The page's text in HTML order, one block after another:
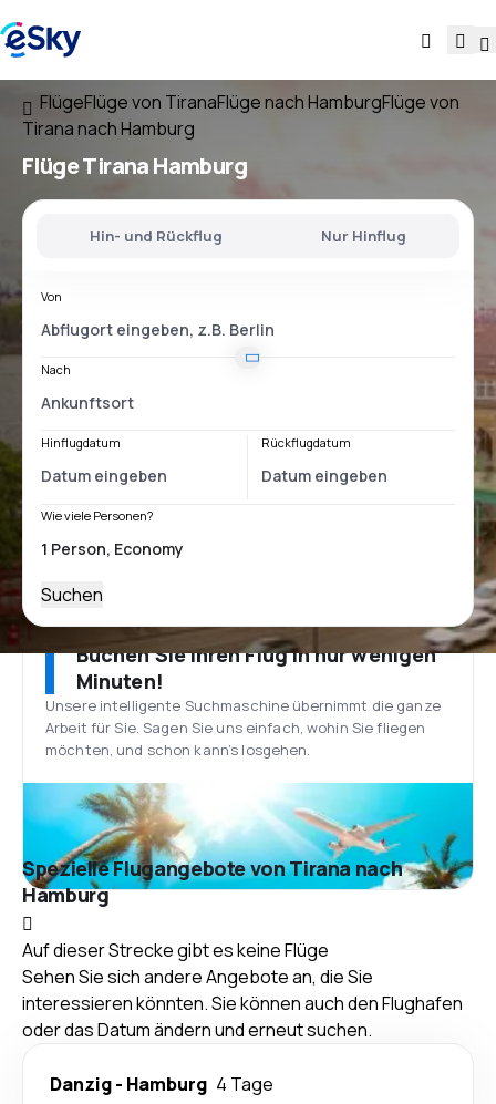
FlügeFlüge von TiranaFlüge nach HamburgFlüge von
Tirana nach Hamburg
FlügeTirana Hamburg
Hin- und Rückflug Nur Hinflug
Von
Nach
Hinflugdatum Rückflugdatum
Wie viele Personen?
Suchen
Buchen Sie Ihren Flug in nur wenigen
Minuten!
Unsere intelligente Suchmaschine übernimmt die ganze
Arbeit für Sie. Sagen Sie uns einfach, wohin Sie fliegen
möchten, und schon kann’s losgehen.
Spezielle Flugangebote von Tirana nach
Hamburg
Auf dieser Strecke gibt es keine Flüge
Sehen Sie sich andere Angebote an, die Sie
interessieren könnten. Sie können auch den Flughafen
oder das Datum ändern und erneut suchen.
Danzig- Hamburg 4 Tage